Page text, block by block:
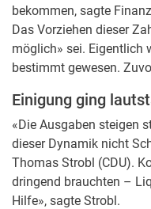
bekommen, sagte
Das Vorziehen dieser
möglich» sei. Eigentlich
bestimmt gewesen.
Einigung ging
«Die Ausgaben steigen
dieser Dynamik nicht
Thomas Strobl (CDU).
dringend brauchten –
Hilfe», sagte Strobl.